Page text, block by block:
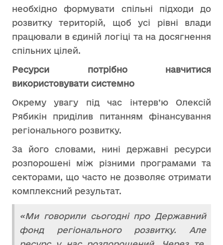
необхідно формувати спільні підходи до
розвитку територій, щоб усі рівні влади
працювали в єдиній логіці та на досягнення
спільних цілей.
Ресурси потрібно навчитися
використовувати системно
Окрему увагу під час інтерв’ю Олексій
Рябикін приділив питанням фінансування
регіонального розвитку.
За його словами, нині державні ресурси
розпорошені між різними програмами та
секторами, що часто не дозволяє отримати
комплексний результат.
«Ми говорили сьогодні про Державний
фонд регіонального розвитку. Але